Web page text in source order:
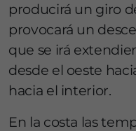
producirá un giro
provocará un
que se irá
desde el oeste
hacia el interior.
En la costa las